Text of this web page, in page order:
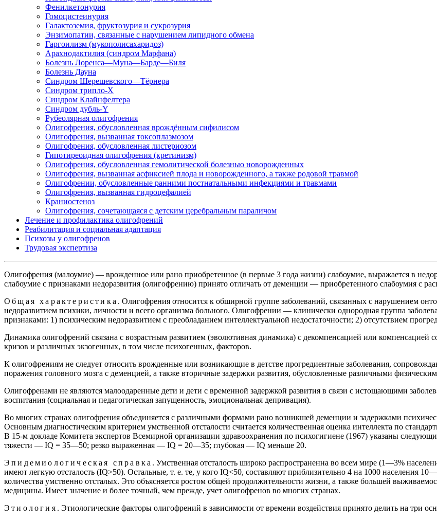
Фенилкетонурия
Гомоцистеинурия
Галактоземия, фруктозурия и сукрозурия
Энзимопатии, связанные с нарушением липидного обмена
Гаргоилизм (мукополисахаридоз)
Арахнодактилия (синдром Марфана)
Болезнь Лоренса—Муна—Барде—Биля
Болезнь Дауна
Синдром Шерешевского—Тёрнера
Синдром трипло-X
Синдром Клайнфелтера
Синдром дубль-Y
Рубеолярная олигофрения
Олигофрения, обусловленная врождённым сифилисом
Олигофрения, вызванная токсоплазмозом
Олигофрения, обусловленная листериозом
Гипотиреоидная олигофрения (кретинизм)
Олигофрения, обусловленная гемолитической болезнью новорожденных
Олигофрения, вызванная асфиксией плода и новорожденного, а также родовой травмой
Олигофрении, обусловленные ранними постнатальными инфекциями и травмами
Олигофрения, вызванная гидроцефалией
Краниостеноз
Олигофрения, сочетающаяся с детским церебральным параличом
Лечение и профилактика олигофрений
Реабилитация и социальная адаптация
Психозы у олигофренов
Трудовая экспертиза
Олигофрения (малоумие) — врожденное или рано приобретенное (в первые 3 года жизни) слабоумие, выражается в
слабоумие с признаками недоразвития (олигофрению) принято отличать от деменции — приобретенного слабоумия с
Общая характеристика . Олигофрения относится к обширной группе заболеваний, связанных с нарушением
недоразвитием психики, личности и всего организма больного. Олигофрении — клинически однородная группа
признаками: 1) психическим недоразвитием с преобладанием интеллектуальной недостаточности; 2) отсутствием
Динамика олигофрений связана с возрастным развитием (эволютивная динамика) с декомпенсацией или компенсацией
кризов и различных экзогенных, в том числе психогенных, факторов.
К олигофрениям не следует относить врожденные или возникающие в детстве прогредиентные заболевания,
поражения головного мозга с деменцией, а также вторичные задержки развития, обусловленные различными
Олигофренами не являются малоодаренные дети и дети с временной задержкой развития в связи с истощающими
воспитания (социальная и педагогическая запущенность, эмоциональная депривация).
Во многих странах олигофрения объединяется с различными формами рано возникшей деменции и задержками
Основным диагностическим критерием умственной отсталости считается количественная оценка интеллекта по
В 15-м докладе Комитета экспертов Всемирной организации здравоохранения по психогигиене (1967) указаны
тяжести — IQ = 35—50; резко выраженная — IQ = 20—35; глубокая — IQ меньше 20.
Эпидемиологическая справка . Умственная отсталость широко распространенна во всем мире (1—3%
имеют легкую отсталость (IQ>50). Остальные, т. е. те, у кого IQ<50, составляют приблизительно 4 на 1000 населения
количества умственно отсталых. Это объясняется ростом общей продолжительности жизни, а также большей
медицины. Имеет значение и более точный, чем прежде, учет олигофренов во многих странах.
Этиология . Этиологические факторы олигофрений в зависимости от времени воздействия принято делить на три